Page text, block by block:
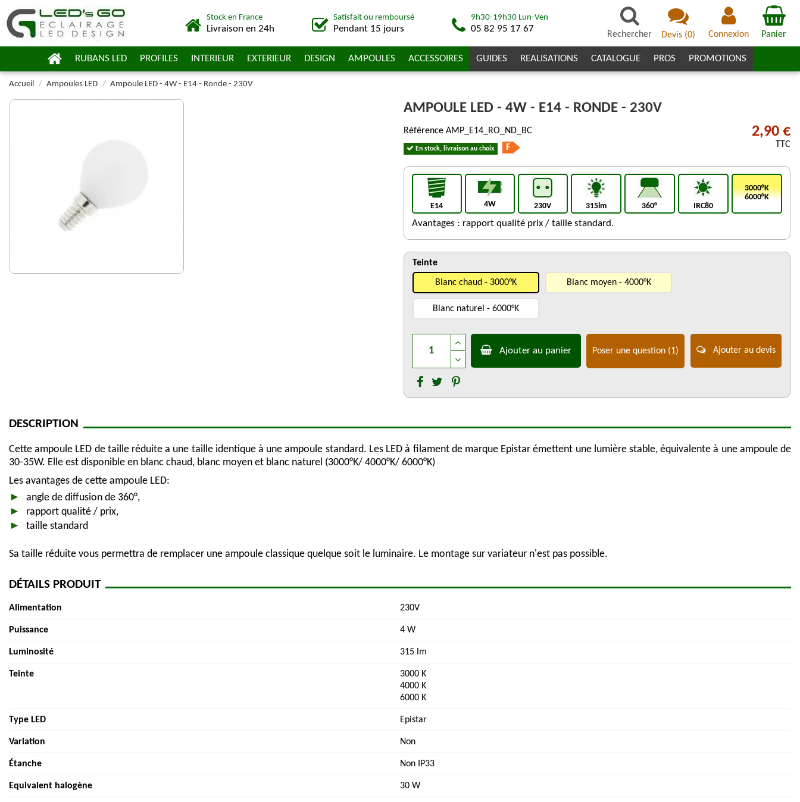
Stock en France
Livraison en 24h
Satisfait ou remboursé
Pendant 15 jours
9h30-19h30 Lun-Ven
05 82 95 17 67
Rechercher Devis (0) Connexion Panier
RUBANS LED PROFILES INTERIEUR EXTERIEUR DESIGN AMPOULES ACCESSOIRES GUIDES REALISATIONS CATALOGUE PROS PROMOTIONS
Accueil Ampoules LED Ampoule LED - 4W - E14 - Ronde - 230V
AMPOULE LED - 4W - E14 - RONDE - 230V
Référence AMP_E14_RO_ND_BC
En stock, livraison au choix F
2,90 €
TTC
E14 4W 230V 315lm 360° IRC80
3000°K
6000°K
Avantages : rapport qualité prix / taille standard.
Teinte
Blanc chaud - 3000°K Blanc moyen - 4000°K
Blanc naturel - 6000°K
Ajouter au panier Poser une question (1) Ajouter au devis
DESCRIPTION
Cette ampoule LED de taille réduite a une taille identique à une ampoule standard. Les LED à filament de marque Epistar émettent une lumière stable, équivalente à une ampoule de
30-35W. Elle est disponible en blanc chaud, blanc moyen et blanc naturel (3000°K/ 4000°K/ 6000°K)
Les avantages de cette ampoule LED:
angle de diffusion de 360°,
rapport qualité / prix,
taille standard
Sa taille réduite vous permettra de remplacer une ampoule classique quelque soit le luminaire. Le montage sur variateur n'est pas possible.
DÉTAILS PRODUIT
Alimentation 230V
Puissance 4 W
Luminosité 315 lm
Teinte
3000 K
4000 K
6000 K
Type LED Epistar
Variation Non
Étanche Non IP33
Equivalent halogène 30 W